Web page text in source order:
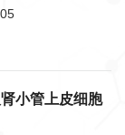
小管上皮细胞